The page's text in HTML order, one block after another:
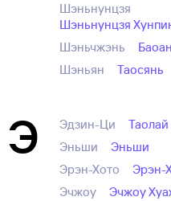
Шэньнунцзя
Шэньнунцзя
Шэньчжэнь
Баоан
Шэньян
Таосянь
Э Эдзин-Ци
Таолай
Эньши
Эньши
Эрэн-Хото
Эрэн-
Эчжоу
Эчжоу